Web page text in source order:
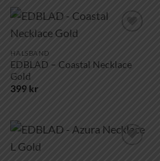
HALSBAND
EDBLAD – Coastal Necklace
Gold
399 kr